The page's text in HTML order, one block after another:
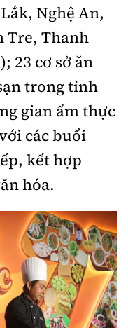
Nghệ An,
Tre, Thanh
23 cơ sở ăn
trong tỉnh
gian ẩm thực
các buổi
kết hợp
hóa.